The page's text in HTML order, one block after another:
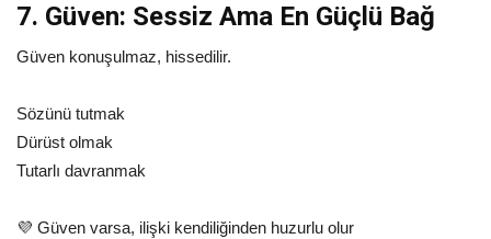
7. Güven: Sessiz Ama En Güçlü Bağ
Güven konuşulmaz, hissedilir.
Sözünü tutmak
Dürüst olmak
Tutarlı davranmak
💜 Güven varsa, ilişki kendiliğinden huzurlu olur